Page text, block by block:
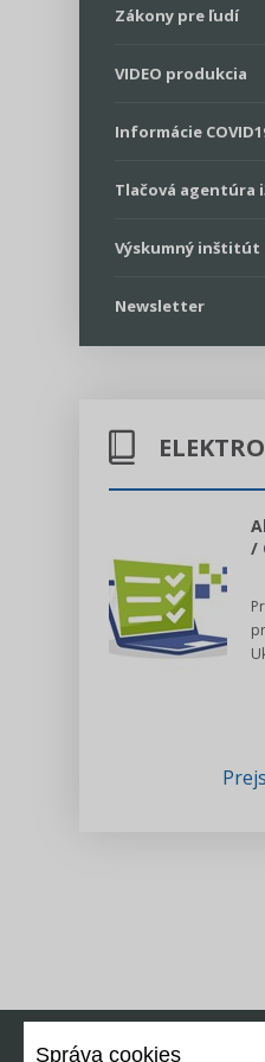
Zákony pre ľudí
VIDEO produkcia
Informácie
Tlačová agentúra
Výskumný
Newsletter
/
Správa cookies